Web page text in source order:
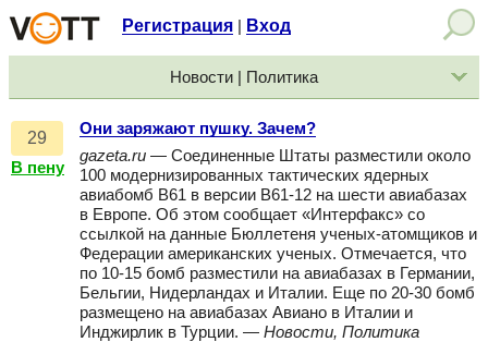
Регистрация Вход
Новости | Политика
29
В пену
Они заряжают пушку. Зачем?
gazeta.ru — Соединенные Штаты разместили около
100 модернизированных тактических ядерных
авиабомб B61 в версии B61-12 на шести авиабазах
в Европе. Об этом сообщает «Интерфакс» со
ссылкой на данные Бюллетеня ученых-атомщиков и
Федерации американских ученых. Отмечается, что
по 10-15 бомб разместили на авиабазах в Германии,
Бельгии, Нидерландах и Италии. Еще по 20-30 бомб
размещено на авиабазах Авиано в Италии и
Инджирлик в Турции. — Новости, Политика